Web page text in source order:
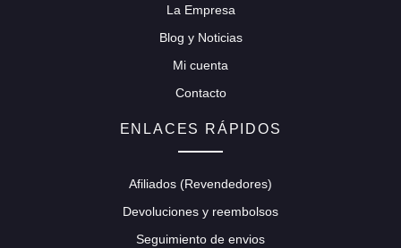
La Empresa
Blog y Noticias
Mi cuenta
Contacto
ENLACES RÁPIDOS
Afiliados (Revendedores)
Devoluciones y reembolsos
Seguimiento de envios